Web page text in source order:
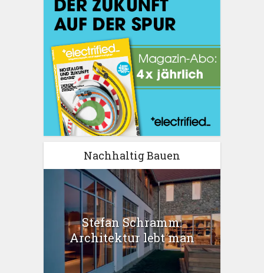
Nachhaltig Bauen
Stefan Schramm:
Architektur lebt man